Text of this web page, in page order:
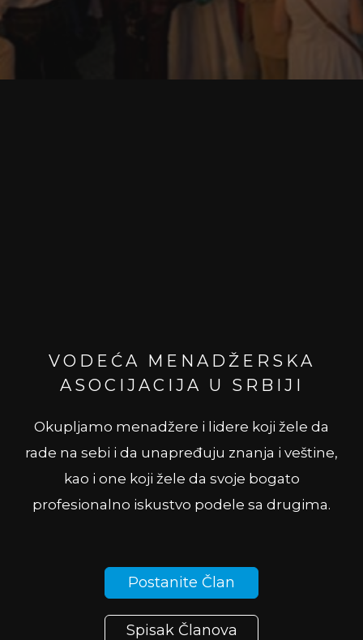
VODEĆA MENADŽERSKA
ASOCIJACIJA U SRBIJI
Okupljamo menadžere i lidere koji žele da
rade na sebi i da unapređuju znanja i veštine,
kao i one koji žele da svoje bogato
profesionalno iskustvo podele sa drugima.
Postanite Član
Spisak Članova